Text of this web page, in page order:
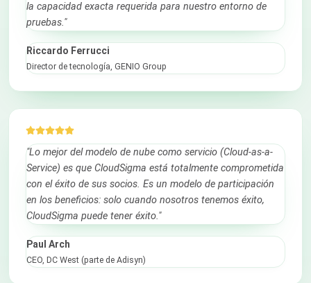
la capacidad exacta requerida para nuestro entorno de
pruebas."
Riccardo Ferrucci
Director de tecnología, GENIO Group
"Lo mejor del modelo de nube como servicio (Cloud-as-a-
Service) es que CloudSigma está totalmente comprometida
con el éxito de sus socios. Es un modelo de participación
en los beneficios: solo cuando nosotros tenemos éxito,
CloudSigma puede tener éxito."
Paul Arch
CEO, DC West (parte de Adisyn)